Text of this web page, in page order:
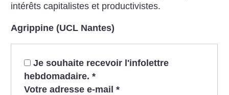
intérêts capitalistes et productivistes.
Agrippine (UCL Nantes)
Je souhaite recevoir l'infolettre
hebdomadaire. *
Votre adresse e-mail *